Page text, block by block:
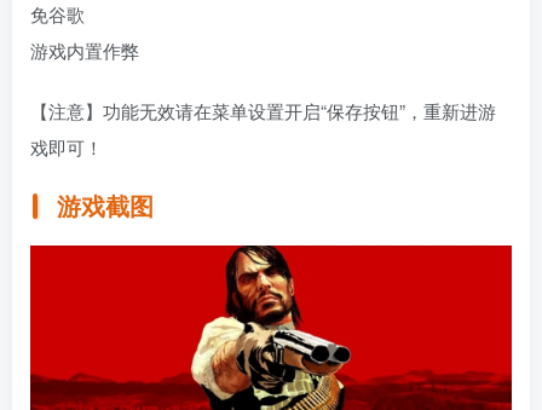
免谷歌
游戏内置作弊
【注意】功能无效请在菜单设置开启“保存按钮”，重新进游
戏即可！
游戏截图